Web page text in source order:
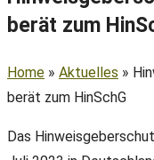
berät zum
Home » Aktuelles »
berät zum HinSchG
Das